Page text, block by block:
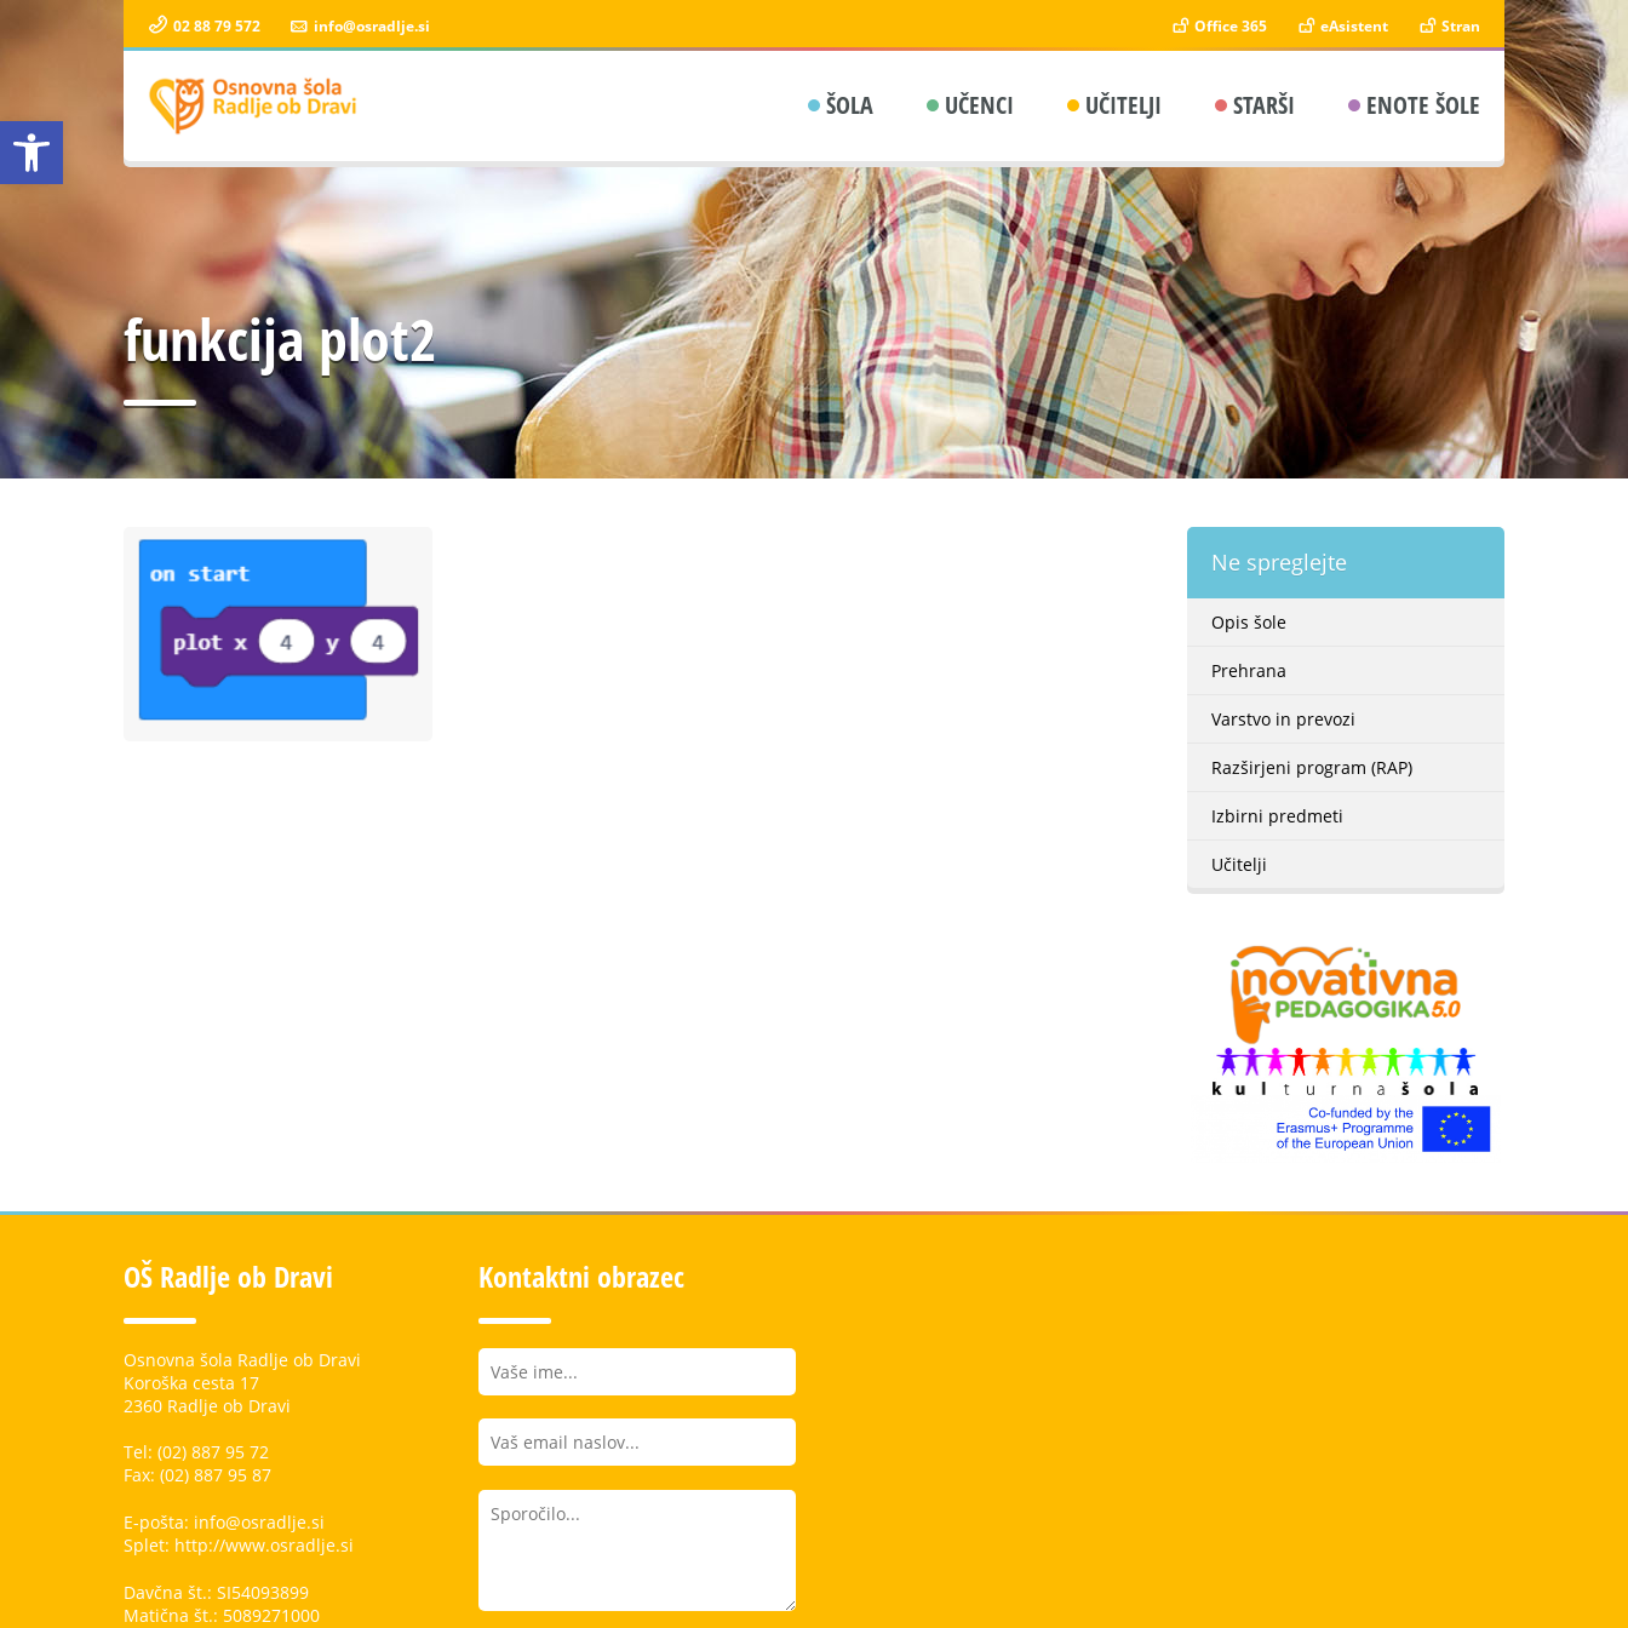
Open toolbar
02 88 79 572 info@osradlje.si Office 365 eAsistent Stran
ŠOLA UČENCI UČITELJI STARŠI ENOTE ŠOLE
funkcija plot2
Ne spreglejte
Opis šole
Prehrana
Varstvo in prevozi
Razširjeni program (RAP)
Izbirni predmeti
Učitelji
OŠ Radlje ob Dravi
Osnovna šola Radlje ob Dravi
Koroška cesta 17
2360 Radlje ob Dravi
Tel: (02) 887 95 72
Fax: (02) 887 95 87
E-pošta: info@osradlje.si
Splet: http://www.osradlje.si
Davčna št.: SI54093899
Matična št.: 5089271000
Kontaktni obrazec